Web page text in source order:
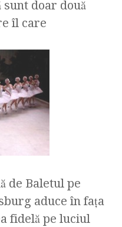
sunt doar două
îl care
de Baletul pe
aduce în faţa
fidelă pe luciul